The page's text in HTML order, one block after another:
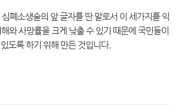
폐소생술의 앞 글자를 딴 말로서 이 세가지를 익
와 사망률을 크게 낮출 수 있기 때문에 국민들이
도록 하기 위해 만든 것입니다.